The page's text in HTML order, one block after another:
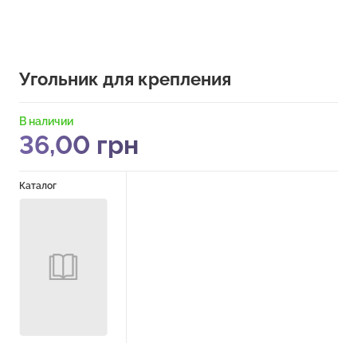
Угольник для крепления
В наличии
36,00 грн
Каталог